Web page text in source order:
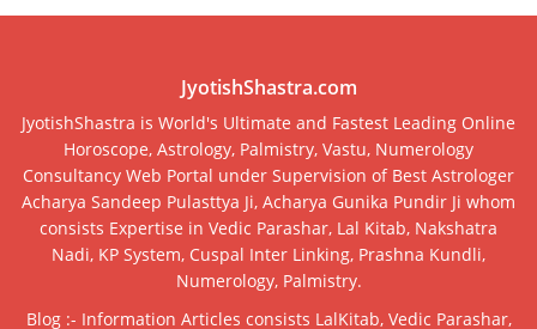
JyotishShastra.com
JyotishShastra is World's Ultimate and Fastest Leading Online
Horoscope, Astrology, Palmistry, Vastu, Numerology
Consultancy Web Portal under Supervision of Best Astrologer
Acharya Sandeep Pulasttya Ji, Acharya Gunika Pundir Ji whom
consists Expertise in Vedic Parashar, Lal Kitab, Nakshatra
Nadi, KP System, Cuspal Inter Linking, Prashna Kundli,
Numerology, Palmistry.
Blog :- Information Articles consists LalKitab, Vedic Parashar,